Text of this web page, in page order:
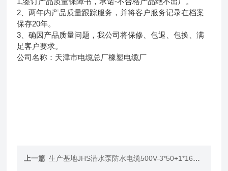
2、两年内产品质量跟踪服务，并将客户服务记录在档案
保存20年。
3、确因产品质量问题，我公司将保修、包退、包换、满
足客户要求。
公司名称：天津市电缆总厂橡塑电缆厂
上一篇 生产基地JHS潜水泵防水电缆500V-3*50+1*16mm2价格